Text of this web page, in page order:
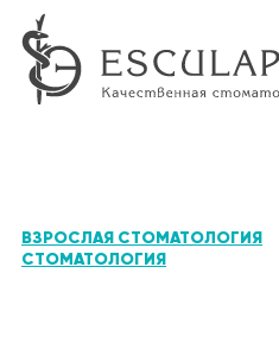
ВЗРОСЛАЯ СТОМАТОЛОГИЯ
СТОМАТОЛОГИЯ